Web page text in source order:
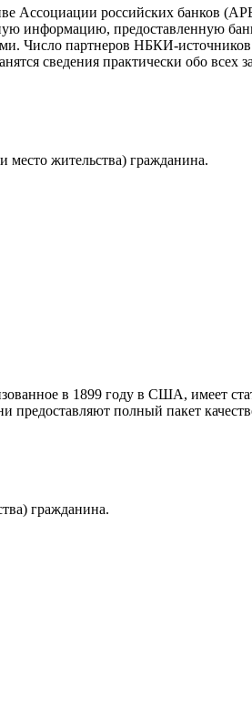
Ассоциации российских банков
информацию, предоставленную
Число партнеров НБКИ-
сведения практически обо
место жительства) гражданина.
в 1899 году в США, имеет
полный пакет
гражданина.